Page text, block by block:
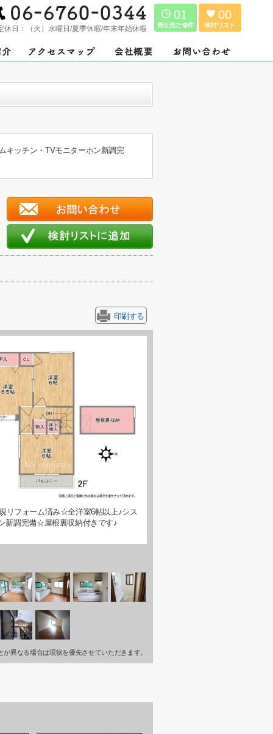
休日： （火）水曜日/夏季休暇/年末年始休暇
01 00
キッチン・TVモニターホン新調完
印刷する
リフォーム済み☆全洋室6帖以上♪シス
新調完備☆屋根裏収納付きです♪
異なる場合は現状を優先させていただきます。